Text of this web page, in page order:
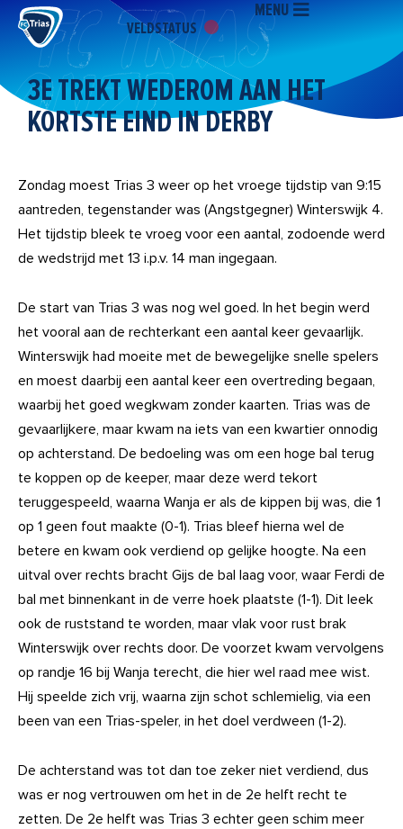
naar
inhoud
VELDSTATUS
MENU
3E TREKT WEDEROM AAN HET
KORTSTE EIND IN DERBY
Zondag moest Trias 3 weer op het vroege tijdstip van 9:15
aantreden, tegenstander was (Angstgegner) Winterswijk 4.
Het tijdstip bleek te vroeg voor een aantal, zodoende werd
de wedstrijd met 13 i.p.v. 14 man ingegaan.
De start van Trias 3 was nog wel goed. In het begin werd
het vooral aan de rechterkant een aantal keer gevaarlijk.
Winterswijk had moeite met de bewegelijke snelle spelers
en moest daarbij een aantal keer een overtreding begaan,
waarbij het goed wegkwam zonder kaarten. Trias was de
gevaarlijkere, maar kwam na iets van een kwartier onnodig
op achterstand. De bedoeling was om een hoge bal terug
te koppen op de keeper, maar deze werd tekort
teruggespeeld, waarna Wanja er als de kippen bij was, die 1
op 1 geen fout maakte (0-1). Trias bleef hierna wel de
betere en kwam ook verdiend op gelijke hoogte. Na een
uitval over rechts bracht Gijs de bal laag voor, waar Ferdi de
bal met binnenkant in de verre hoek plaatste (1-1). Dit leek
ook de ruststand te worden, maar vlak voor rust brak
Winterswijk over rechts door. De voorzet kwam vervolgens
op randje 16 bij Wanja terecht, die hier wel raad mee wist.
Hij speelde zich vrij, waarna zijn schot schlemielig, via een
been van een Trias-speler, in het doel verdween (1-2).
De achterstand was tot dan toe zeker niet verdiend, dus
was er nog vertrouwen om het in de 2e helft recht te
zetten. De 2e helft was Trias 3 echter geen schim meer